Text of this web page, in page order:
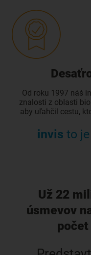
Od roku 1997 náš
znalosti z oblasti
aby uľahčil cestu,
invis to
Už 22
úsmevov